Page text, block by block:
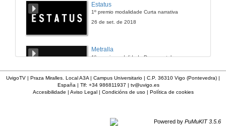
Spotify
Estatus
1º premio modalidade Curta narrativa
26 de set. de 2018
Metralla
1º premio modalidade Documental
En verso
UvigoTV | Praza Miralles. Local A3A | Campus Universitario | C.P. 36310 Vigo (Pontevedra) |
España | Tlf: +34 986811937 | tv@uvigo.es
Accesibilidade | Aviso Legal| Condicións de uso| Política de cookies
Powered by PuMuKIT 3.5.6